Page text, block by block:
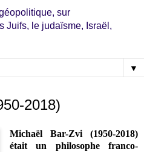
sur
Juifs, le judaïsme, Israël,
▼
2018)
Michaël Bar-Zvi (1950-2018)
était un philosophe franco-